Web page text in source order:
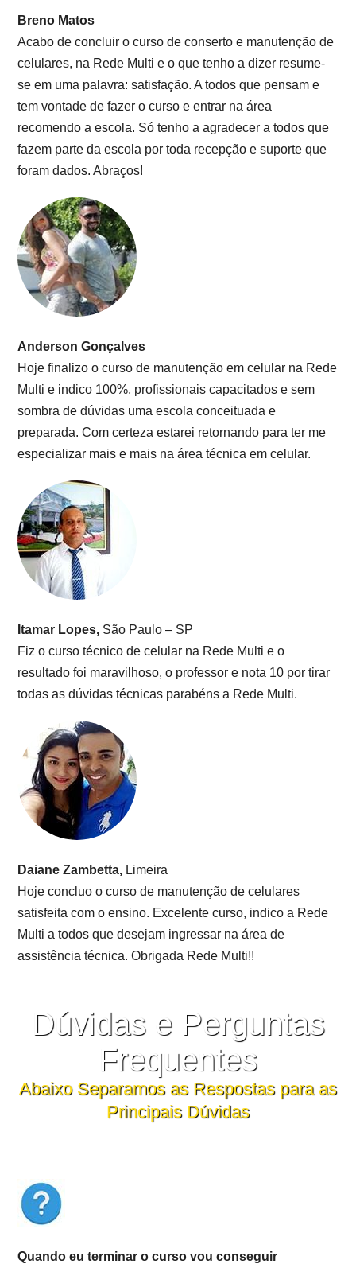
Breno Matos
Acabo de concluir o curso de conserto e manutenção de
celulares, na Rede Multi e o que tenho a dizer resume-
se em uma palavra: satisfação. A todos que pensam e
tem vontade de fazer o curso e entrar na área
recomendo a escola. Só tenho a agradecer a todos que
fazem parte da escola por toda recepção e suporte que
foram dados. Abraços!
Anderson Gonçalves
Hoje finalizo o curso de manutenção em celular na Rede
Multi e indico 100%, profissionais capacitados e sem
sombra de dúvidas uma escola conceituada e
preparada. Com certeza estarei retornando para ter me
especializar mais e mais na área técnica em celular.
Itamar Lopes, São Paulo – SP
Fiz o curso técnico de celular na Rede Multi e o
resultado foi maravilhoso, o professor e nota 10 por tirar
todas as dúvidas técnicas parabéns a Rede Multi.
Daiane Zambetta, Limeira
Hoje concluo o curso de manutenção de celulares
satisfeita com o ensino. Excelente curso, indico a Rede
Multi a todos que desejam ingressar na área de
assistência técnica. Obrigada Rede Multi!!
Dúvidas e Perguntas
Frequentes
Abaixo Separamos as Respostas para as
Principais Dúvidas
Quando eu terminar o curso vou conseguir